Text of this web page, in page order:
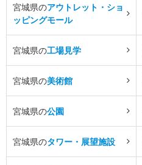
宮城県のアウトレット・ショ
ッピングモール
宮城県の工場見学
宮城県の美術館
宮城県の公園
宮城県のタワー・展望施設